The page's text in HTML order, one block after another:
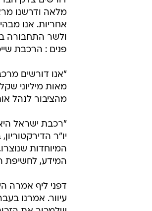
העותרים - דפני
פרופ' דני גוטווין
"בשבועות
השירות הכה
הרכבת כאילו
שלם יצאו מאות
מלאה ודרשנו
אחריות. אנו
ולשר התחבורה
פנים : הרכבת
"אנו דורשים
מאות מיליוני
מהציבור לנהל